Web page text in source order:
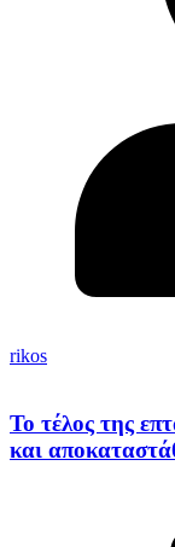
rikos
Το τέλος της
και